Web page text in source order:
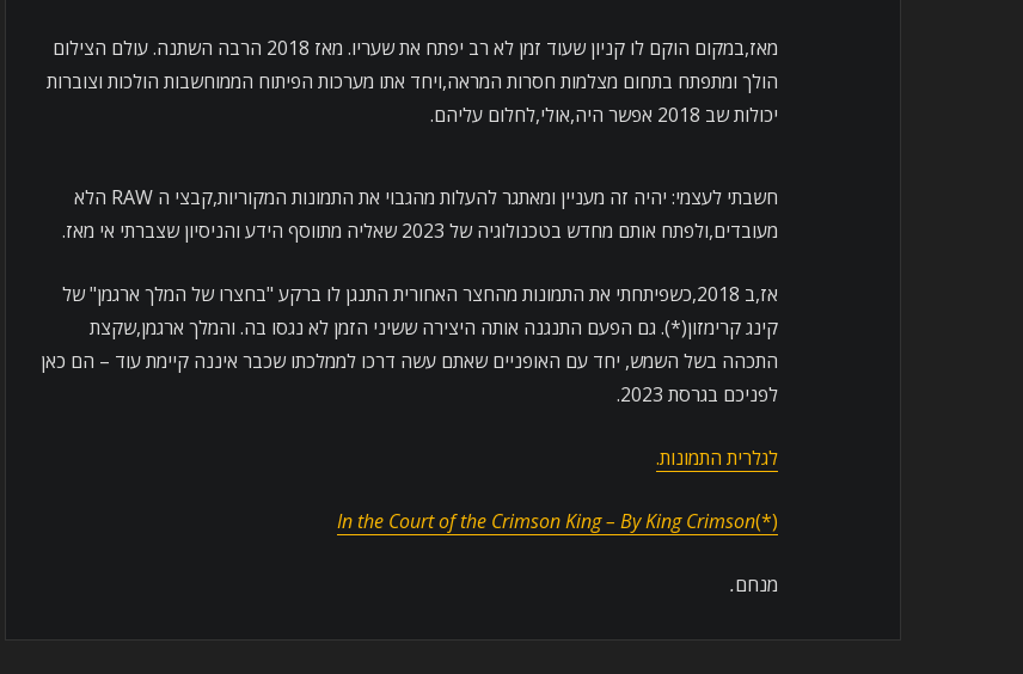
מאז,במקום הוקם לו קניון שעוד זמן לא רב יפתח את שעריו. מאז 2018 הרבה השתנה. עולם הצילום
הולך ומתפתח בתחום מצלמות חסרות המראה,ויחד אתו מערכות הפיתוח הממוחשבות הולכות וצוברות
יכולות שב 2018 אפשר היה,אולי,לחלום עליהם.
חשבתי לעצמי: יהיה זה מעניין ומאתגר להעלות מהגבוי את התמונות המקוריות,קבצי ה RAW הלא
מעובדים,ולפתח אותם מחדש בטכנולוגיה של 2023 שאליה מתווסף הידע והניסיון שצברתי אי מאז.
אז,ב 2018,כשפיתחתי את התמונות מהחצר האחורית התנגן לו ברקע "בחצרו של המלך ארגמן" של
קינג קרימזון(*). גם הפעם התנגנה אותה היצירה ששיני הזמן לא נגסו בה. והמלך ארגמן,שקצת
התכהה בשל השמש, יחד עם האופניים שאתם עשה דרכו לממלכתו שכבר איננה קיימת עוד – הם כאן
לפניכם בגרסת 2023.
לגלרית התמונות.
(*)
In the Court of the Crimson King – By King Crimson
מנחם.